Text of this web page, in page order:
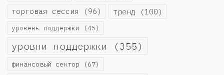
торговая сессия (96) тренд (100)
уровень поддержки (45)
уровни поддержки (355)
финансовый сектор (67)